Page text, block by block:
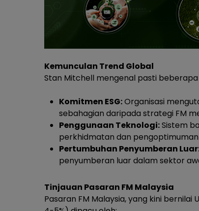
Kemunculan Trend Global
Stan Mitchell mengenal pasti
Komitmen ESG:Organisasi
sebahagian daripada strategi FM
Penggunaan Teknologi:Sistem
perkhidmatan dan
Pertumbuhan Penyumberan
penyumberan luar dalam sektor
Tinjauan Pasaran FM Malaysia
Pasaran FM Malaysia, yang kini bernilai